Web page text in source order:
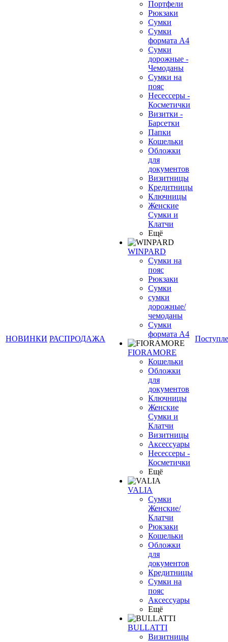
НОВИНКИ РАСПРОДАЖА
Портфели
Рюкзаки
Сумки
Сумки
формата А4
Сумки
дорожные -
Чемоданы
Сумки на
пояс
Несессеры -
Косметички
Визитки -
Барсетки
Папки
Кошельки
Обложки
для
документов
Визитницы
Кредитницы
Ключницы
Женские
Сумки и
Клатчи
Ещё
WINPARD
Сумки на
пояс
Рюкзаки
Сумки
сумки
дорожные/
чемоданы
Сумки
формата А4
FIORAMORE
Кошельки
Обложки
для
документов
Ключницы
Женские
Сумки и
Клатчи
Визитницы
Аксессуары
Несессеры -
Косметички
Ещё
VALIA
Сумки
Женские/
Клатчи
Рюкзаки
Кошельки
Обложки
для
документов
Кредитницы
Сумки на
пояс
Аксессуары
Ещё
BULLATTI
Визитницы